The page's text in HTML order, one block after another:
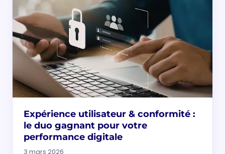
Expérience utilisateur & conformité :
le duo gagnant pour votre
performance digitale
3 mars 2026